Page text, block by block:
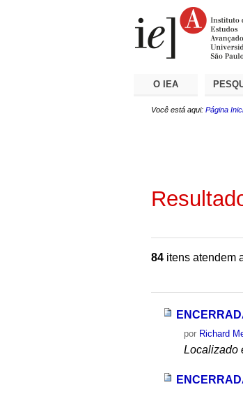
O IEA
Você está aqui: Página
84 itens atendem
por Richard
Localizado